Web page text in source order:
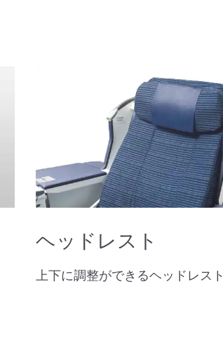
ヘッドレスト
上下に調整ができるヘッドレスト